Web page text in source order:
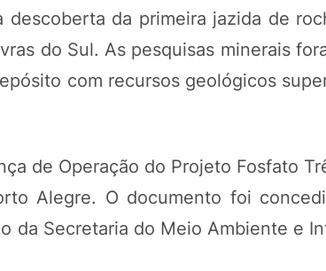
da primeira jazida de
do Sul. As pesquisas minerais
com recursos geológicos
de Operação do Projeto Fosfato
Alegre. O documento foi
da Secretaria do Meio Ambiente e
Orgânico